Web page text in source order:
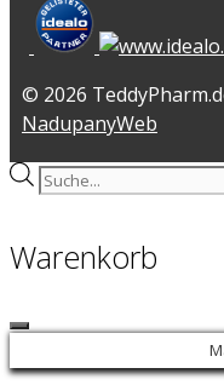
© 2026
NadupanyWeb
Products
Warenkorb
Close